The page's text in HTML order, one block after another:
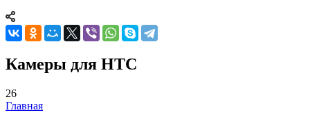
Камеры для HTC
26
Главная